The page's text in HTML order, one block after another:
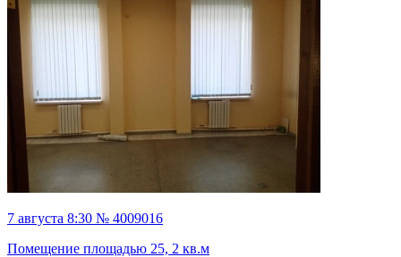
7 августа 8:30 № 4009016
Помещение площадью 25, 2 кв.м